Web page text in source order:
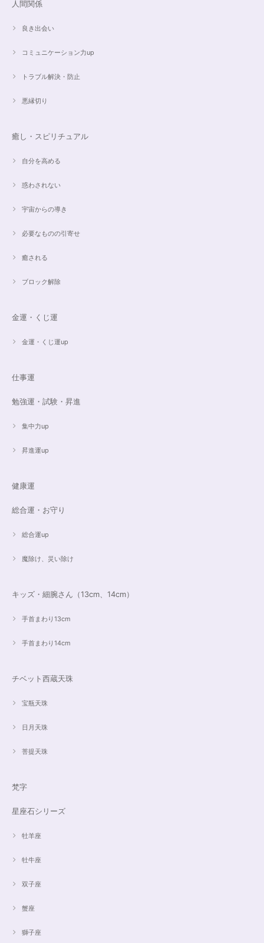
すぐに手元に届きました。写真の通りで、とてもキレイで気にいっていま
ちらでお願いしたいと思います☺️
の、なんとも不思議な雰囲気のするブレスです。 サイズ直しで入れていた
ないのでうまく表現できません。 ただ、想像通りおしゃれで素敵でした！
人間関係
良き出会い
コミュニケーション力up
トラブル解決・防止
悪縁切り
癒し・スピリチュアル
自分を高める
惑わされない
宇宙からの導き
必要なものの引寄せ
癒される
ブロック解除
金運・くじ運
金運・くじ運up
仕事運
勉強運・試験・昇進
集中力up
昇進運up
健康運
総合運・お守り
総合運up
魔除け、災い除け
キッズ・細腕さん（13cm、14cm）
手首まわり13cm
手首まわり14cm
チベット西蔵天珠
宝瓶天珠
日月天珠
菩提天珠
梵字
星座石シリーズ
牡羊座
牡牛座
双子座
蟹座
獅子座